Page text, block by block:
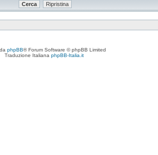
phpBB® Forum Software © phpBB Limited
Traduzione Italiana phpBB-Italia.it